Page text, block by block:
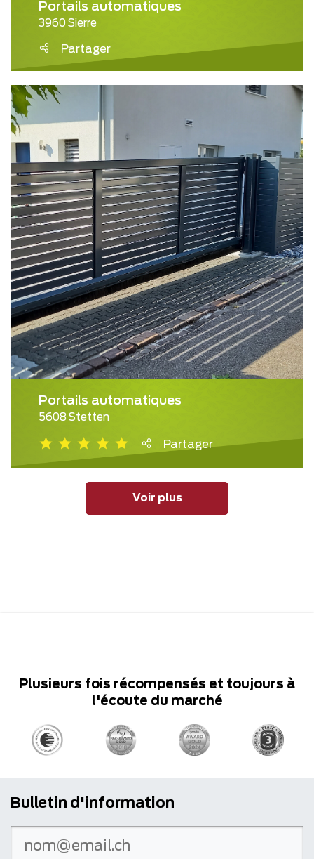
Portails automatiques
3960 Sierre
Partager
Portails automatiques
5608 Stetten
Partager
Voir plus
Plusieurs fois récompensés et toujours à
l'écoute du marché
Bulletin d'information